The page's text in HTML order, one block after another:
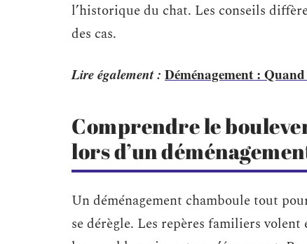
l’historique du chat. Les conseils
des cas.
Lire également : Déménagement :
Comprendre le
lors d’un
Un déménagement chamboule tout
se dérègle. Les repères familiers